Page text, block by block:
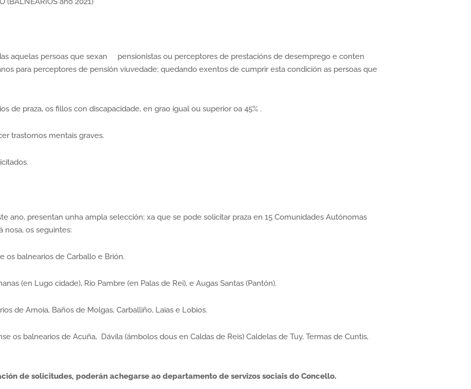
aquelas persoas que sexan pensionistas ou perceptores de prestacións de desemprego e conten
para perceptores de pensión viuvedade; quedando exentos de cumprir esta condición as persoas que
de praza, os fillos con discapacidade, en grao igual ou superior oa 45% .
trastornos mentais graves.
ano, presentan unha ampla selección; xa que se pode solicitar praza en 15 Comunidades Autónomas
nosa, os seguintes:
balnearios de Carballo e Brión.
(en Lugo cidade), Rio Pambre (en Palas de Rei), e Augas Santas (Pantón).
de Arnoia, Baños de Molgas, Carballiño, Laias e Lobios.
os balnearios de Acuña, Dávila (ámbolos dous en Caldas de Reis) Caldelas de Tuy, Termas de Cuntis,
de solicitudes, poderán achegarse ao departamento de servizos sociais do Concello.